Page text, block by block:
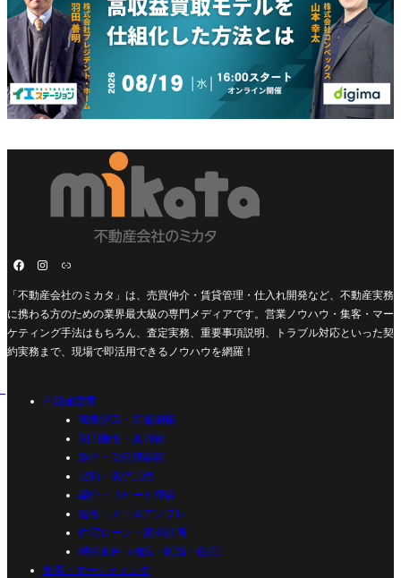
「不動産会社のミカタ」は、売買仲介・賃貸管理・仕入れ開発など、不動産実務
に携わる方のための業界最大級の専門メディアです。営業ノウハウ・集客・マー
ケティング手法はもちろん、査定実務、重要事項説明、トラブル対応といった契
約実務まで、現場で即活用できるノウハウを網羅！
不動産営業
源泉営業・新規開拓
初回接客・案内術
媒介・受託獲得術
契約・決済実務
紹介・リピート獲得
追客・メールテンプレ
住宅ローン・資金計画
特殊案件（相続・離婚・任売）
集客・マーケティング